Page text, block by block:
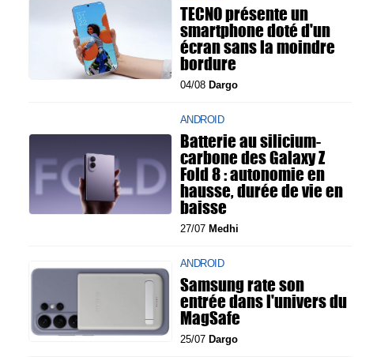
TECNO présente un
smartphone doté d'un
écran sans la moindre
bordure
04/08 Dargo
ANDROID
Batterie au silicium-
carbone des Galaxy Z
Fold 8 : autonomie en
hausse, durée de vie en
baisse
27/07 Medhi
ANDROID
Samsung rate son
entrée dans l'univers du
MagSafe
25/07 Dargo